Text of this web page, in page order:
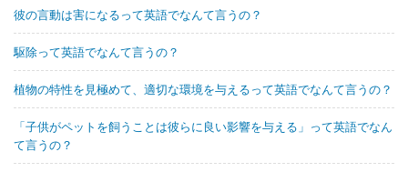
彼の言動は害になるって英語でなんて言うの？
駆除って英語でなんて言うの？
植物の特性を見極めて、適切な環境を与えるって英語でなんて言うの？
「子供がペットを飼うことは彼らに良い影響を与える」って英語でなん
て言うの？